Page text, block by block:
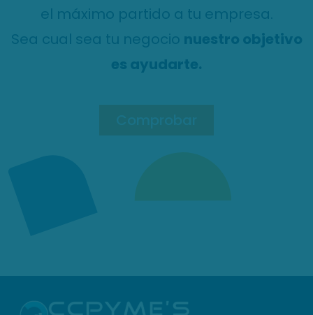
el máximo partido a tu empresa.
Sea cual sea tu negocio nuestro objetivo
es ayudarte.